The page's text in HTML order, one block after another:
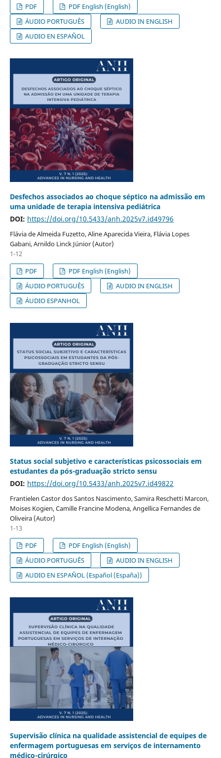
PDF
PDF English (English)
ÁUDIO PORTUGUÊS
AUDIO IN ENGLISH
AUDIO EN ESPAÑOL
Desfechos associados ao choque séptico na admissão em
uma unidade de terapia intensiva pediátrica
DOI: https://doi.org/10.5433/anh.2025v7.id49796
Flávia de Almeida Fuzetto, Aline Aparecida Vieira, Flávia Lopes
Gabani, Arnildo Linck Júnior (Autor)
1-12
PDF
PDF English (English)
ÁUDIO PORTUGUÊS
AUDIO IN ENGLISH
ÁUDIO ESPANHOL
Status social subjetivo e características psicossociais em
estudantes da pós-graduação stricto sensu
DOI: https://doi.org/10.5433/anh.2025v7.id49822
Frantielen Castor dos Santos Nascimento, Samira Reschetti Marcon,
Moises Kogien, Camille Francine Modena, Angellica Fernandes de
Oliveira (Autor)
1-13
PDF
PDF English (English)
ÁUDIO PORTUGUÊS
AUDIO IN ENGLISH
AUDIO EN ESPAÑOL (Español (España))
Supervisão clínica na qualidade assistencial de equipes de
enfermagem portuguesas em serviços de internamento
médico-cirúrgico